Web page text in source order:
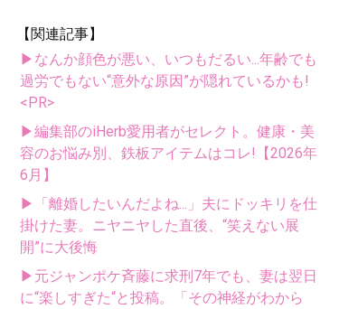
【関連記事】
▶なんか顔色が悪い、いつもだるい...年齢でも
過労でもない“意外な原因”が隠れているかも!
<PR>
▶編集部のiHerb愛用者がセレクト。健康・美
容のお悩み別、鉄板アイテムはコレ!【2026年
6月】
▶「離婚したいんだよね...」夫にドッキリを仕
掛けた妻。ニヤニヤした直後、“笑えない展
開”に大後悔
▶元ジャンポケ斉藤に求刑7年でも、妻は翌日
に“楽しすぎた“と投稿。「その神経がわから